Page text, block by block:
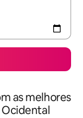
as melhores
Ocidental